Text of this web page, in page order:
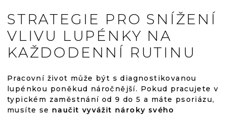
STRATEGIE PRO SNÍŽENÍ
VLIVU LUPÉNKY NA
KAŽDODENNÍ RUTINU
Pracovní život může být s diagnostikovanou
lupénkou poněkud náročnější. Pokud pracujete v
typickém zaměstnání od 9 do 5 a máte psoriázu,
musíte se naučit vyvážit nároky svého